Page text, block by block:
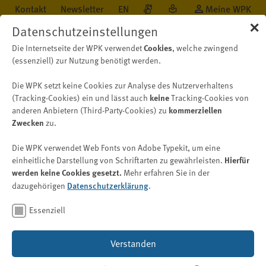
Kontakt Newsletter EN Meine WPK
Wissen Digitalisierungskompass (WPK) Praxistypologien
Praxistypologien
Bild: © Odin AI – stock.adobe.com
In Deutschland gibt es rund 13.500 WP/vBP-
Abschlussprüfungen durchzuführen.
✕
Datenschutzeinstellungen
Die Internetseite der WPK verwendetCookies, welche zwingend
(essenziell) zur Nutzung benötigt werden.
Die WPK setzt keine Cookies zur Analyse des Nutzerverhaltens
(Tracking-Cookies) ein und lässt auch keineTracking-Cookies von
anderen Anbietern (Third-Party-Cookies) zu kommerziellen
Zwecken zu.
Die WPK verwendet Web Fonts von Adobe Typekit, um eine
einheitliche Darstellung von Schriftarten zu gewährleisten. Hierfür
werden keine Cookies gesetzt. Mehr erfahren Sie in der
dazugehörigen Datenschutzerklärung.
Essenziell
Verstanden